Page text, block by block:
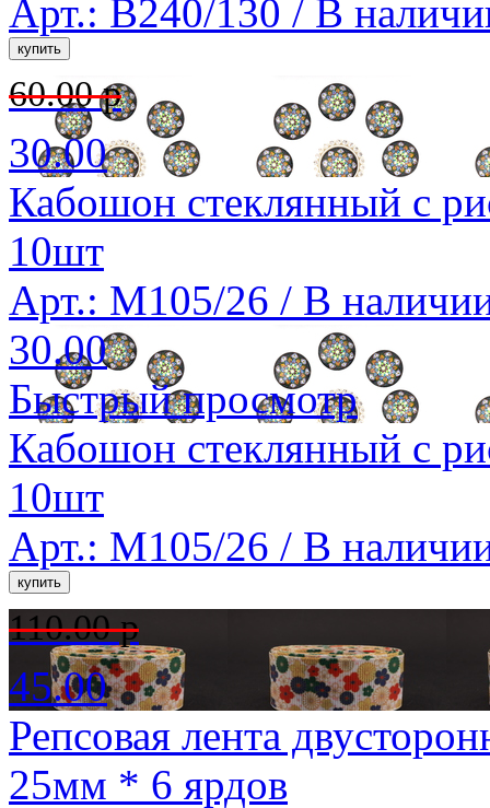
Арт.: B240/130 / В
60.00 р
30.00
Кабошон стеклянный с
10шт
Арт.: M105/26 / В
30.00
Быстрый просмотр
Кабошон стеклянный с
10шт
Арт.: M105/26 / В
110.00 р
45.00
Репсовая лента
25мм * 6 ярдов